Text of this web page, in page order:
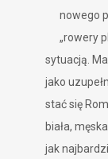
nowego
„rowery
sytuacją.
jako
stać się
biała,
jak